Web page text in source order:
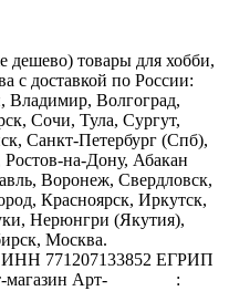
дешево) товары для хобби,
с доставкой по России:
Владимир, Волгоград,
Сочи, Тула, Сургут,
Санкт-Петербург (Спб),
на-Дону, Абакан
Воронеж, Свердловск,
Красноярск, Иркутск,
Нерюнгри (Якутия),
Москва.
771207133852 ЕГРИП
магазин Арт-
: